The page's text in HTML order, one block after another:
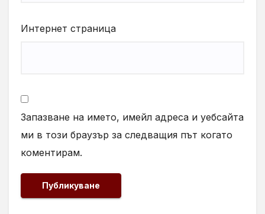
Интернет страница
Запазване на името, имейл адреса и уебсайта
ми в този браузър за следващия път когато
коментирам.